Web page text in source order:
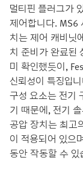
멀티핀 플러그가
제어합니다. MS6
치는 제어 캐비닛
치 준비가 완료된
미 확인했듯이,
신뢰성이 특징입
구성 요소는 전기
기 때문에, 전기
공압 장치는 최고
이 적용되어 있으
동안 작동할 수 있